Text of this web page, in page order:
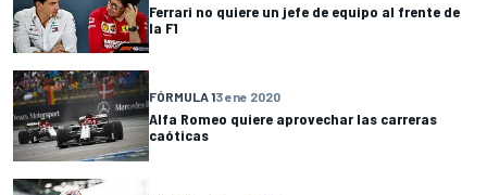
Ferrari no quiere un jefe de equipo al frente de
la F1
FÓRMULA 13 ene 2020
Alfa Romeo quiere aprovechar las carreras
caóticas